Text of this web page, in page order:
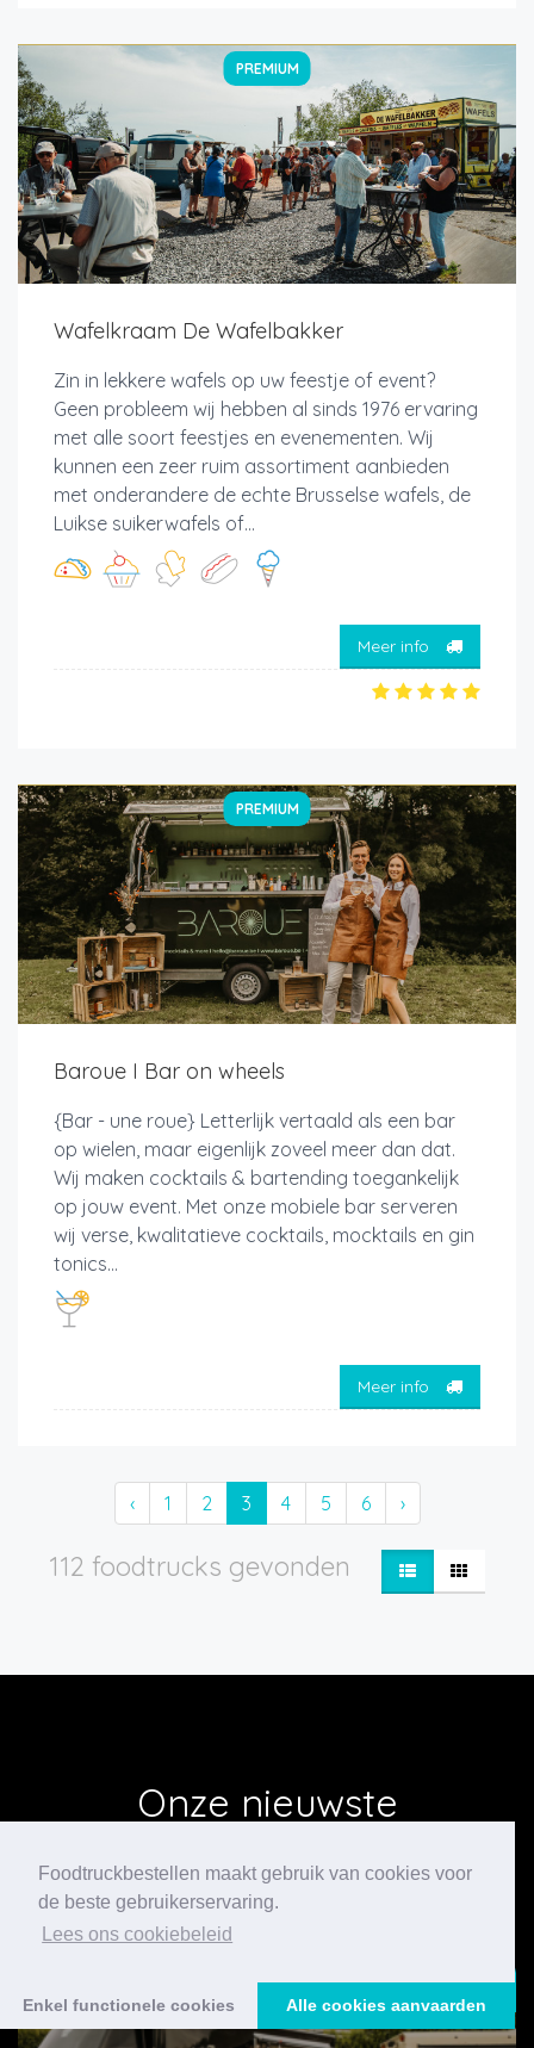
Foodtruckbestellen maakt gebruik van cookies voor
de beste gebruikerservaring.
Lees ons cookiebeleid
Enkel functionele cookies Alle cookies aanvaarden
PREMIUM
Wafelkraam De Wafelbakker
Zin in lekkere wafels op uw feestje of event?
Geen probleem wij hebben al sinds 1976 ervaring
met alle soort feestjes en evenementen. Wij
kunnen een zeer ruim assortiment aanbieden
met onderandere de echte Brusselse wafels, de
Luikse suikerwafels of...
Meer info
PREMIUM
Baroue I Bar on wheels
{Bar - une roue} Letterlijk vertaald als een bar
op wielen, maar eigenlijk zoveel meer dan dat.
Wij maken cocktails & bartending toegankelijk
op jouw event. Met onze mobiele bar serveren
wij verse, kwalitatieve cocktails, mocktails en gin
tonics...
Meer info
‹ 1 2 3 4 5 6 ›
112 foodtrucks gevonden
Onze nieuwste
24/07/2026